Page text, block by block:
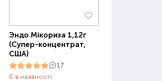
Эндо Мікориза 1,12г
(Супер-концентрат,
США)
17
Є в наявності